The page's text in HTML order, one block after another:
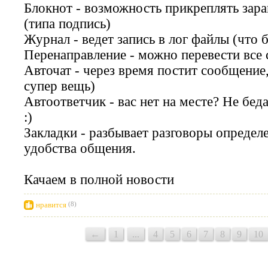
Блокнот - возможность прикреплять
(типа подпись)
Журнал - ведет запись в лог файлы (что
Перенаправление - можно перевести
Авточат - через время постит
супер вещь)
Автоответчик - вас нет на месте? Не
:)
Закладки - разбывает разговоры
удобства общения.
Качаем в полной новости
нравится (8)
← 1 ... 4 5 6 7 8 9 10